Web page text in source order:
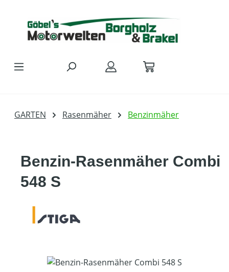
GARTEN Rasenmäher Benzinmäher
Benzin-Rasenmäher Combi
548 S
Bildergalerie überspringen